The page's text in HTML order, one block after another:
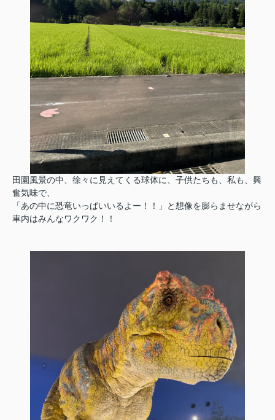
田園風景の中、徐々に見えてくる球体に、子供たちも、私も、興
奮気味で、
「あの中に恐竜いっぱいいるよー！！」と想像を膨らませながら
車内はみんなワクワク！！